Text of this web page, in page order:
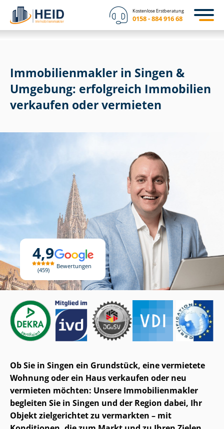
Kostenlose Erstberatung
0158 - 884 916 68
4,9
459
Bewertungen
Im­mo­bi­li­en­mak­ler in Singen &
Umgebung: erfolgreich Immobilien
verkaufen oder vermieten
Ob Sie in Singen ein Grundstück, eine vermietete
Wohnung oder ein Haus verkaufen oder neu
vermieten möchten: Unsere Im­mo­bi­li­en­mak­ler
begleiten Sie in Singen und der Region dabei, Ihr
Objekt zielgerichtet zu vermarkten – mit